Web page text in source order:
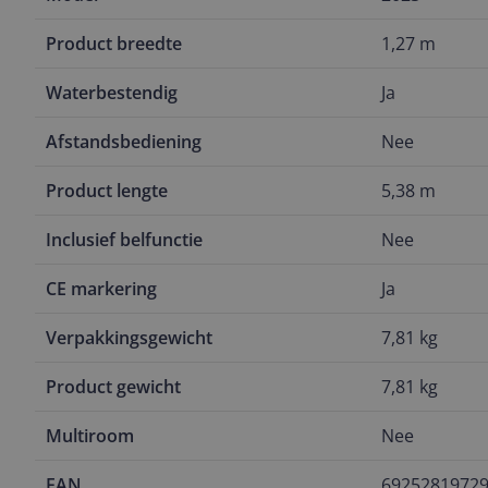
Product breedte 1,27 m
Waterbestendig Ja
Afstandsbediening Nee
Product lengte 5,38 m
Inclusief belfunctie Nee
CE markering Ja
Verpakkingsgewicht 7,81 kg
Product gewicht 7,81 kg
Multiroom Nee